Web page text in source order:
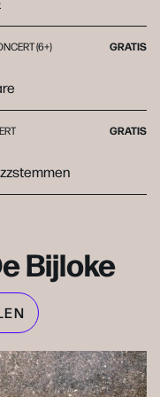
(6+) GRATIS
GRATIS
Bijloke